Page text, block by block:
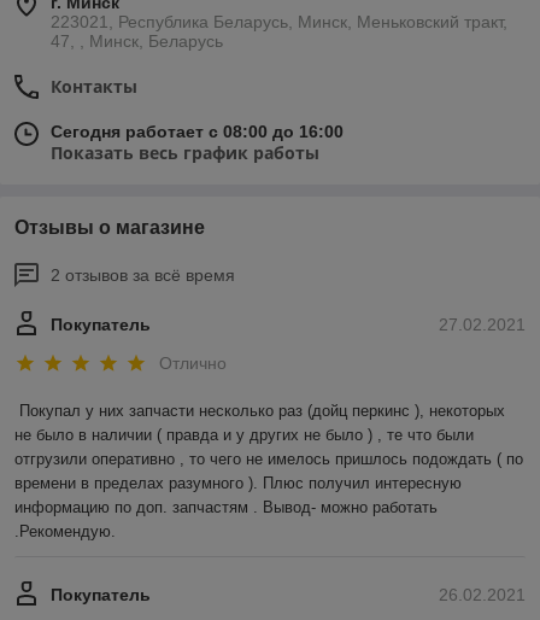
223021, Республика Беларусь, Минск, Меньковский тракт,
47, , Минск, Беларусь
Контакты
Сегодня работает с 08:00 до 16:00
Показать весь график работы
Отзывы о магазине
2 отзывов за всё время
27.02.2021
Покупатель
Отлично
Покупал у них запчасти несколько раз (дойц перкинс ), некоторых
не было в наличии ( правда и у других не было ) , те что были
отгрузили оперативно , то чего не имелось пришлось подождать ( по
времени в пределах разумного ). Плюс получил интересную
информацию по доп. запчастям . Вывод- можно работать
.Рекомендую.
26.02.2021
Покупатель